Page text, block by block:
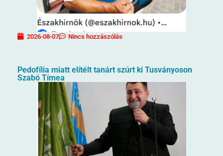
2026-08-07 Nincs hozzászólás
Pedofília miatt elítélt tanárt szúrt ki Tusványoson
Szabó Tímea